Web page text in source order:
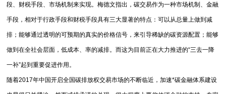
段、财税手段、市场机制来实现。梅德文指出，碳交易作为一种市场机制、金融
手段，相对于行政手段和财税手段具有三大显著的特点：可以从总量上做到减
排；能够通过透明的可预期的真实的价格信号，来引导稀缺的碳资源配置；能够
做到在全社会层面，低成本、率的减排。而这为目前正在大力推进的“三去一降
一补”起到重要促进作用。
随着2017年中国开启全国碳排放权交易市场的不断临近，加速*碳金融体系建设